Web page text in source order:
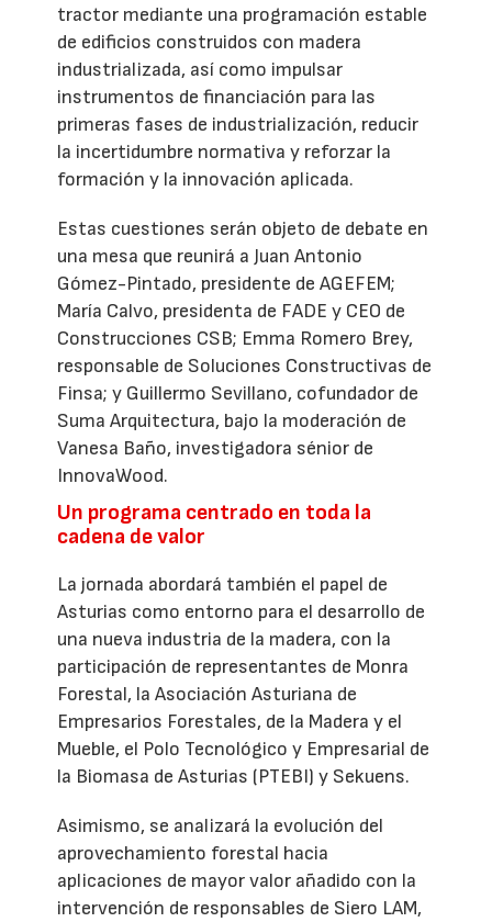
tractor mediante una programación estable
de edificios construidos con madera
industrializada, así como impulsar
instrumentos de financiación para las
primeras fases de industrialización, reducir
la incertidumbre normativa y reforzar la
formación y la innovación aplicada.
Estas cuestiones serán objeto de debate en
una mesa que reunirá a Juan Antonio
Gómez-Pintado, presidente de AGEFEM;
María Calvo, presidenta de FADE y CEO de
Construcciones CSB; Emma Romero Brey,
responsable de Soluciones Constructivas de
Finsa; y Guillermo Sevillano, cofundador de
Suma Arquitectura, bajo la moderación de
Vanesa Baño, investigadora sénior de
InnovaWood.
Un programa centrado en toda la
cadena de valor
La jornada abordará también el papel de
Asturias como entorno para el desarrollo de
una nueva industria de la madera, con la
participación de representantes de Monra
Forestal, la Asociación Asturiana de
Empresarios Forestales, de la Madera y el
Mueble, el Polo Tecnológico y Empresarial de
la Biomasa de Asturias (PTEBI) y Sekuens.
Asimismo, se analizará la evolución del
aprovechamiento forestal hacia
aplicaciones de mayor valor añadido con la
intervención de responsables de Siero LAM,